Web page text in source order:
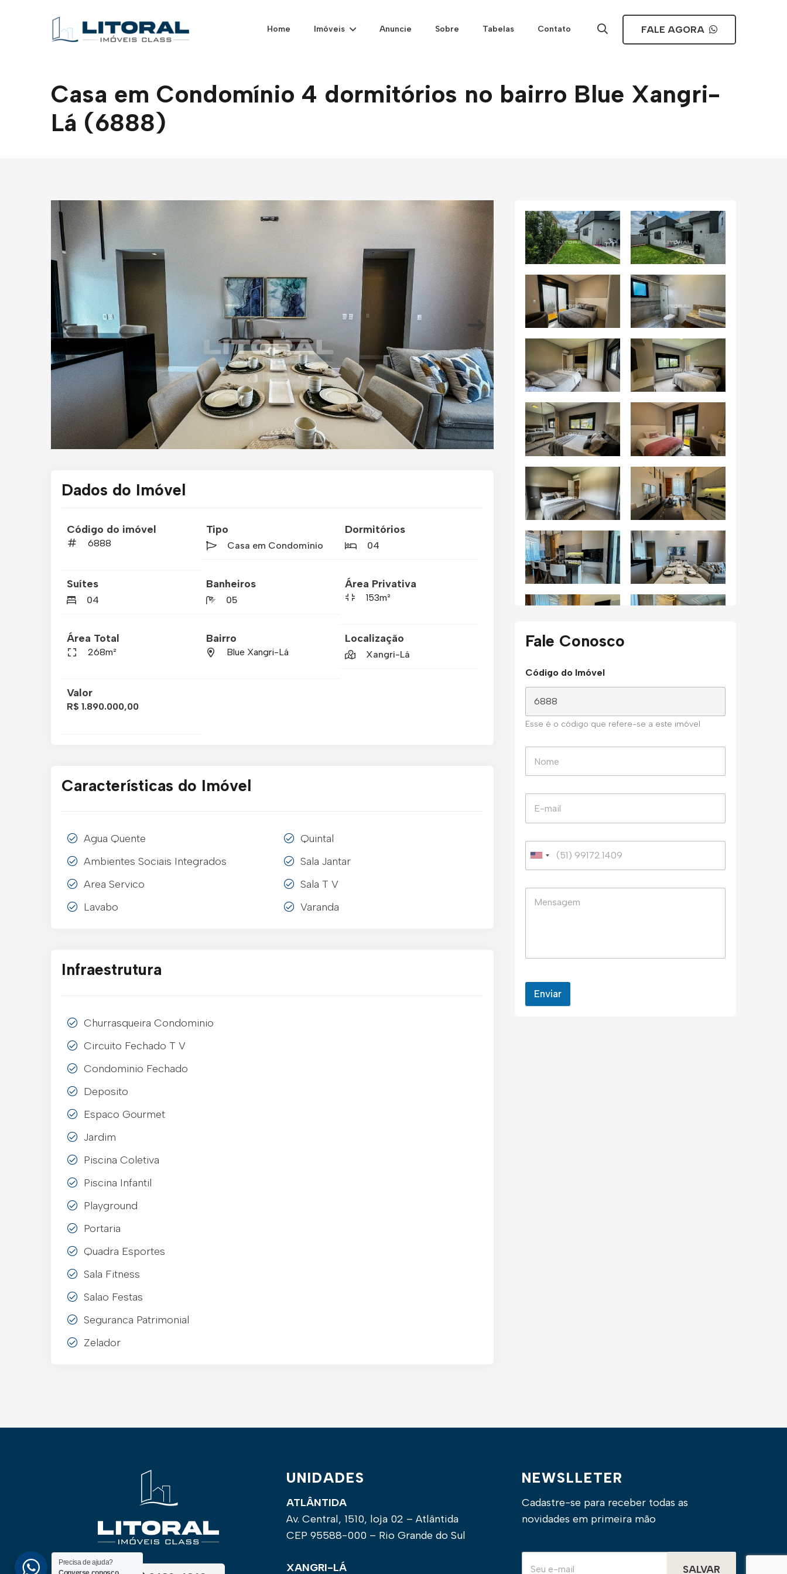
Home Imóveis Anuncie Sobre Tabelas Contato FALE AGORA
Casa em Condomínio 4 dormitórios no bairro Blue Xangri-
Lá (6888)
Dados do Imóvel
Código do imóvel
6888
Tipo
Casa em Condomínio
Dormitórios
04
Suítes
04
Banheiros
05
Área Privativa
153m²
Área Total
268m²
Bairro
Blue Xangri-Lá
Localização
Xangri-Lá
Valor
R$ 1.890.000,00
Características do Imóvel
Agua Quente
Ambientes Sociais Integrados
Area Servico
Lavabo
Quintal
Sala Jantar
Sala T V
Varanda
Infraestrutura
Churrasqueira Condominio
Circuito Fechado T V
Condominio Fechado
Deposito
Espaco Gourmet
Jardim
Piscina Coletiva
Piscina Infantil
Playground
Portaria
Quadra Esportes
Sala Fitness
Salao Festas
Seguranca Patrimonial
Zelador
Fale Conosco
Código do Imóvel
Esse é o código que refere-se a este imóvel
Enviar
UNIDADES
ATLÂNTIDA
Av. Central, 1510, loja 02 – Atlântida
CEP 95588-000 – Rio Grande do Sul
XANGRI-LÁ
NEWSLLETER
Cadastre-se para receber todas as
novidades em primeira mão
SALVAR
Precisa de ajuda?